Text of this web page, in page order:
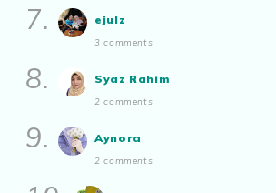
7. ejulz
3 comments
8. Syaz Rahim
2 comments
9. Aynora
2 comments